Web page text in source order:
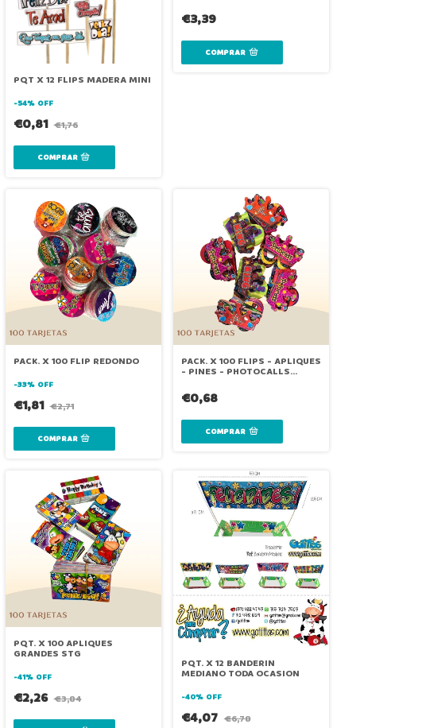
PQT X 12 FLIPS MADERA MINI
-54% OFF
€0,81 €1,76
€3,39
PACK. X 100 FLIP REDONDO
-33% OFF
€1,81 €2,71
PACK. X 100 FLIPS - APLIQUES
- PINES - PHOTOCALLS
€0,68
PQT. X 100 APLIQUES
GRANDES STG
-41% OFF
€2,26 €3,84
PQT. X 12 BANDERIN
MEDIANO TODA OCASION
-40% OFF
€4,07 €6,78